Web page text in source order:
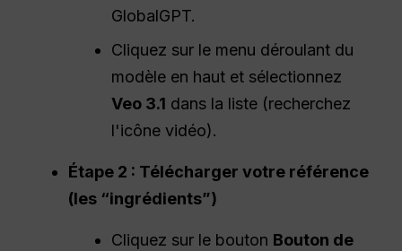
GlobalGPT.
Cliquez sur le menu déroulant du
modèle en haut et sélectionnez
Veo 3.1 dans la liste (recherchez
l'icône vidéo).
Étape 2 : Télécharger votre référence
(les “ingrédients”)
Cliquez sur le bouton Bouton de